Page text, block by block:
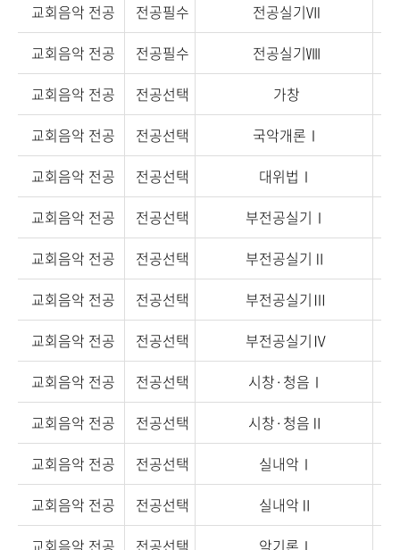
교회음악 전공
전공필수 전공실기Ⅶ
교회음악 전공
전공필수 전공실기Ⅷ
교회음악 전공
전공선택 가창
교회음악 전공
전공선택 국악개론Ⅰ
교회음악 전공
전공선택 대위법Ⅰ
교회음악 전공
전공선택 부전공실기Ⅰ
교회음악 전공
전공선택 부전공실기Ⅱ
교회음악 전공
전공선택 부전공실기Ⅲ
교회음악 전공
전공선택 부전공실기Ⅳ
교회음악 전공
전공선택 시창·청음Ⅰ
교회음악 전공
전공선택 시창·청음Ⅱ
교회음악 전공
전공선택 실내악Ⅰ
교회음악 전공
전공선택 실내악Ⅱ
교회음악 전공
전공선택 악기론Ⅰ